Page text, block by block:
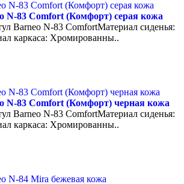
N-83 Comfort (Комфорт) серая кожа
Barneo N-83 ComfortМатериал сиденья:
каркаса: Хромированны..
N-83 Comfort (Комфорт) черная кожа
Barneo N-83 ComfortМатериал сиденья:
каркаса: Хромированны..